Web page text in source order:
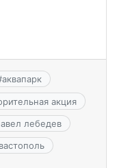
аквапарк
акция
лебедев